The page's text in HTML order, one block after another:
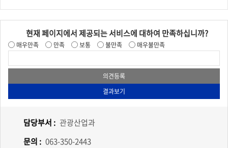
현재 페이지에서 제공되는 서비스에 대하여 만족하십니까?
매우만족 만족 보통 불만족 매우불만족
담당부서 : 관광산업과
문의 : 063-350-2443